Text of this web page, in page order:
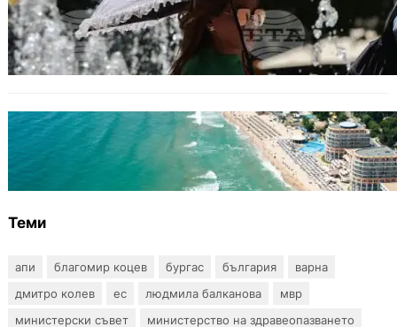
БЕЗ КАТЕГОРИЯ
Жега до 37°: НИМХ обяви оранжев и жълт
код за опасно време
ИКОНОМИКА
Интерактивна карта показва всички водни
бази по Черноморието
Теми
апи благомир коцев бургас българия
варна
дмитро колев
ес людмила балканова
мвр
министерски съвет
министерство на здравеопазването